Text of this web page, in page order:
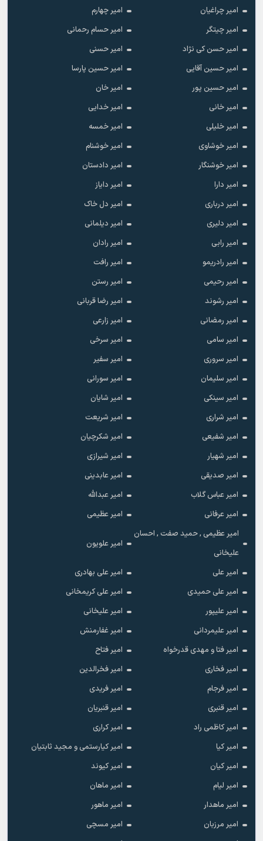
امیر چراغیان
امیر چهارم
امیر چیتگر
امیر حسام رحمانی
امیر حسن کی نژاد
امیر حسنی
امیر حسین آقایی
امیر حسین پارسا
امیر حسین پور
امیر خان
امیر خانی
امیر خدایی
امیر خلیلی
امیر خمسه
امیر خوشاوی
امیر خوشنام
امیر خوشنگار
امیر دادستان
امیر دارا
امیر دایاز
امیر درباری
امیر دل خاک
امیر دلیری
امیر دیلمانی
امیر رابی
امیر رادان
امیر رادریمو
امیر رافت
امیر رحیمی
امیر رستن
امیر رشوند
امیر رضا قربانی
امیر رمضانی
امیر زارعی
امیر سامی
امیر سرخی
امیر سروری
امیر سفیر
امیر سلیمان
امیر سورانی
امیر سینکی
امیر شایان
امیر شراری
امیر شریعت
امیر شفیعی
امیر شکرچیان
امیر شهیار
امیر شیرازی
امیر صدیقی
امیر عابدینی
امیر عباس گلاب
امیر عبدالله
امیر عرفانی
امیر عظیمی
امیر عظیمی , حمید صفت , احسان
علیخانی
امیر علویون
امیر علی
امیر علی بهادری
امیر علی حمیدی
امیر علی کریمخانی
امیر علیپور
امیر علیخانی
امیر علیمردانی
امیر غفارمنش
امیر فتا و مهدی قدرخواه
امیر فتاح
امیر فخاری
امیر فخرالدین
امیر فرجام
امیر فریدی
امیر قنبری
امیر قنبریان
امیر کاظمی راد
امیر کراری
امیر کیا
امیر کیارستمی و مجید ثابتیان
امیر کیان
امیر کیوند
امیر لیام
امیر ماهان
امیر ماهدار
امیر ماهور
امیر مرزبان
امیر مسچی